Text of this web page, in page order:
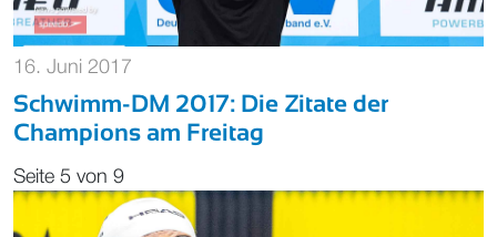
16. Juni 2017
Schwimm-DM 2017: Die Zitate der
Champions am Freitag
Seite 5 von 9